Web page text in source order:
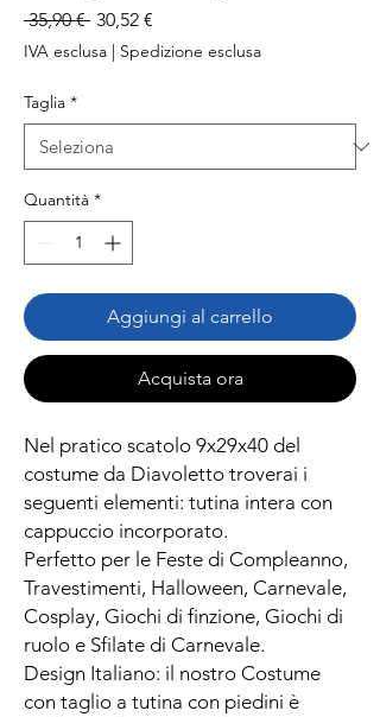
35,90 € Prezzo
regolare
30,52 €
scontato
IVA esclusa | Spedizione esclusa
Taglia *
Quantità *
Aggiungi al carrello
Acquista ora
Nel pratico scatolo 9x29x40 del
costume da Diavoletto troverai i
seguenti elementi: tutina intera con
cappuccio incorporato.
Perfetto per le Feste di Compleanno,
Travestimenti, Halloween, Carnevale,
Cosplay, Giochi di finzione, Giochi di
ruolo e Sfilate di Carnevale.
Design Italiano: il nostro Costume
con taglio a tutina con piedini è